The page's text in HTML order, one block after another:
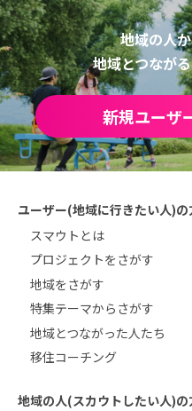
地域の人
地域とつなが
新規ユーザ
ユーザー(地域に行きたい人)の
スマウトとは
プロジェクトをさがす
地域をさがす
特集テーマからさがす
地域とつながった人たち
移住コーチング
地域の人(スカウトしたい人)の